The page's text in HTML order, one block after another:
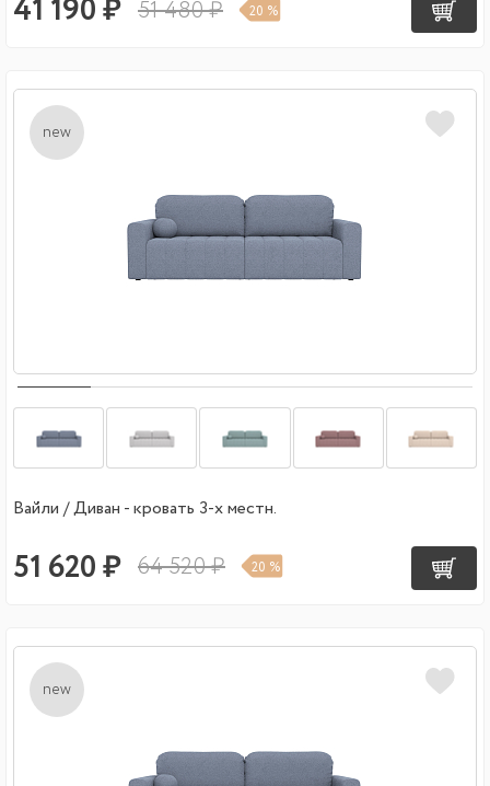
41 190 ₽ 51 480 ₽ 20 %
new
Вайли / Диван - кровать 3-х местн.
51 620 ₽ 64 520 ₽ 20 %
new